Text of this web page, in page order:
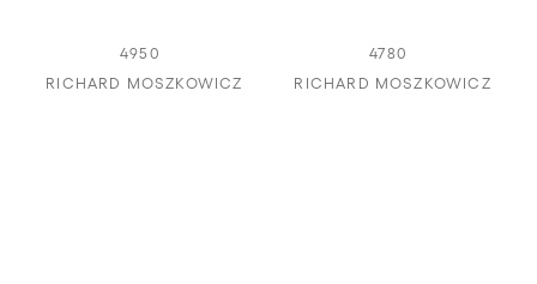
4950
RICHARD MOSZKOWICZ
4780
RICHARD MOSZKOWICZ